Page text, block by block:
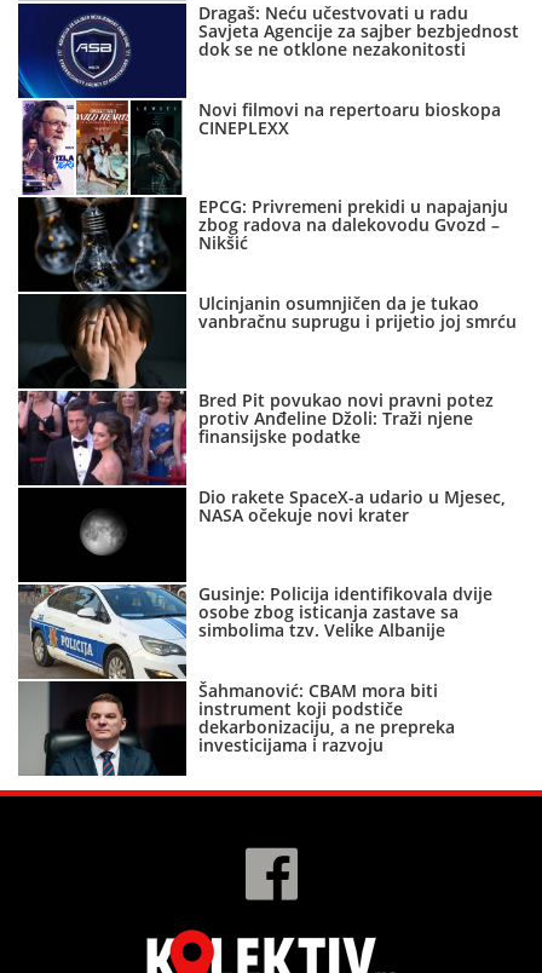
Dragaš: Neću učestvovati u radu
Savjeta Agencije za sajber bezbjednost
dok se ne otklone nezakonitosti
Novi filmovi na repertoaru bioskopa
CINEPLEXX
EPCG: Privremeni prekidi u napajanju
zbog radova na dalekovodu Gvozd –
Nikšić
Ulcinjanin osumnjičen da je tukao
vanbračnu suprugu i prijetio joj smrću
Bred Pit povukao novi pravni potez
protiv Anđeline Džoli: Traži njene
finansijske podatke
Dio rakete SpaceX-a udario u Mjesec,
NASA očekuje novi krater
Gusinje: Policija identifikovala dvije
osobe zbog isticanja zastave sa
simbolima tzv. Velike Albanije
Šahmanović: CBAM mora biti
instrument koji podstiče
dekarbonizaciju, a ne prepreka
investicijama i razvoju